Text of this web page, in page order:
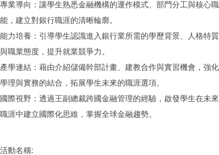
專業導向：讓學生熟悉金融機構的運作模式、部門分工與核心職
能，建立對銀行職涯的清晰輪廓。
能力培養：引導學生認識進入銀行業所需的學歷背景、人格特質
與職業態度，提升就業競爭力。
產學連結：藉由介紹儲備幹部計畫、建教合作與實習機會，強化
學理與實務的結合，拓展學生未來的職涯選項。
國際視野：透過王副總裁跨國金融管理的經驗，啟發學生在未來
職涯中建立國際化思維，掌握全球金融趨勢。
活動名稱: